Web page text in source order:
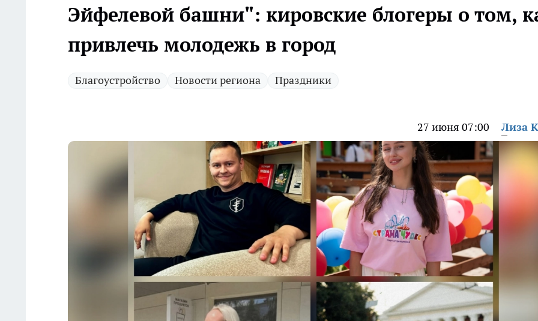
Эйфелевой башни": кировские блогеры о том,
привлечь молодежь в город
Благоустройство Новости региона Праздники
27 июня 07:00 Лиза